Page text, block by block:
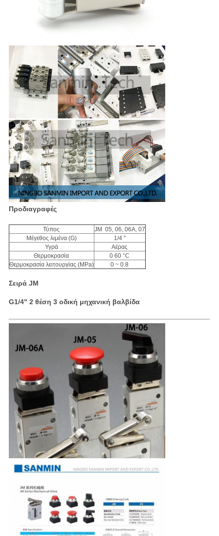
Προδιαγραφές
Τύπος
JM ️ 05, 06, 06A, 07
Μέγεθος λιμένα (G)
1/4 ′′
Υγρά
Αέρας
Θερμοκρασία
0 60 °C
Θερμοκρασία λειτουργίας (MPa)
0 ~ 0.8
Σειρά JM
G1/4" 2 θέση 3 οδική μηχανική βαλβίδα